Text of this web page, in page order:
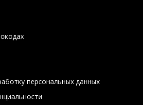
персональных данных